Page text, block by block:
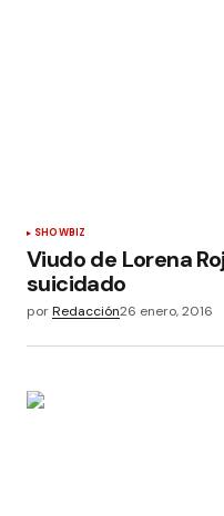
SHOWBIZ
Viudo de Lorena
suicidado
porRedacción26 enero, 2016